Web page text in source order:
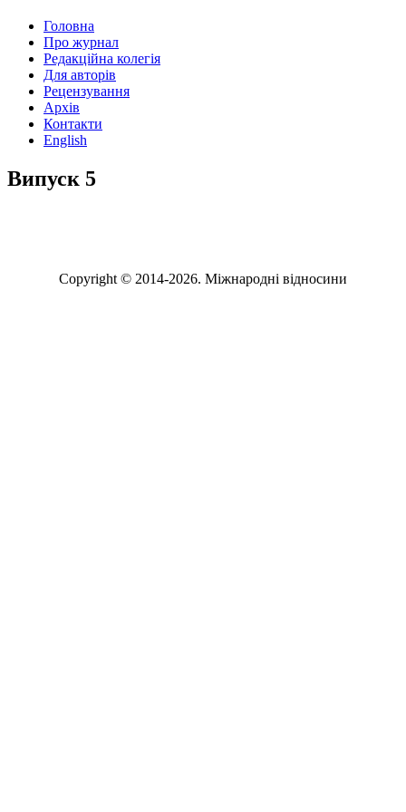
Головна
Про журнал
Редакційна колегія
Для авторів
Рецензування
Архів
Контакти
English
Випуск 5
Copyright © 2014-2026. Міжнародні відносини